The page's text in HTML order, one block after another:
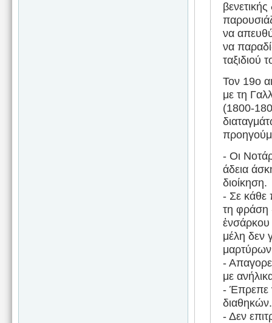
να
να
ταξιδιού
Τον 19ο
με τη
(1800-
- Οι
άδεια
διοίκηση.
- Σε κάθε
τη φράση
ἐνσάρκου
μέλη δεν
-
με
- Έπρεπε
διαθηκών.
- Δεν